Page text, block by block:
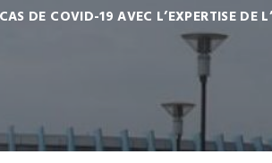
DE COVID-19 AVEC L’EXPERTISE DE